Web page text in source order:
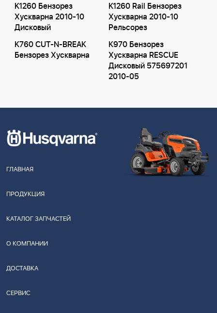
K1260 Бензорез
Хускварна 2010-10
Дисковый
K1260 Rail Бензорез
Хускварна 2010-10
Рельсорез
K760 CUT-N-BREAK
Бензорез Хускварна
K970 Бензорез
Хускварна RESCUE
Дисковый 575697201
2010-05
ГЛАВНАЯ
ПРОДУКЦИЯ
КАТАЛОГ ЗАПЧАСТЕЙ
О КОМПАНИИ
ДОСТАВКА
СЕРВИС